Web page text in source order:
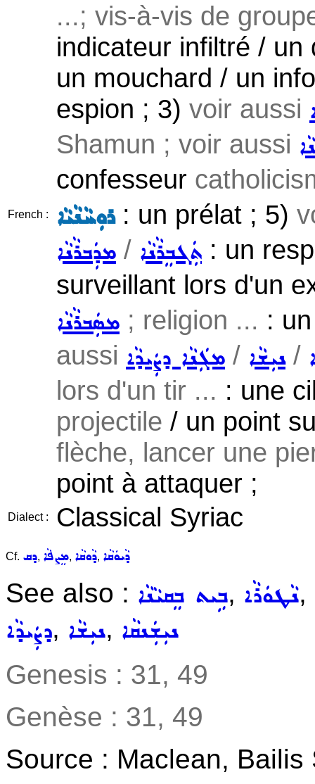
French :
...; vis-à-vis de
indicateur infiltré /
un mouchard / un
espion ; 3) voir aussi
Shamun ; voir aussi
confesseur
ܪܘܼܚܵܢܵܝܵܐ: un prélat ; 5)
ܡܕܲܒܪܵܢܵܐ / ܬܲܓܒܸܪܵܢܵܐ : un
surveillant lors d'un
ܡܣܲܒܪܵܢܵܐ ; religion ... :
aussi ܡܓܲܢܵܐ ܕܨܲܝܕܵܐ / ܢܝܼܫܵܐ/
lors d'un tir ... : une
projectile / un point
flèche, lancer une
point à attaquer ;
Dialect : Classical Syriac
Cf. ܕܩ, ܡܸܨܦܵܐ, ܕܵܘܩܵܐ, ܕܵܝܘܿܩܵܐ
See also : ܒܹܝܬ ܒܸܩܝܵܢܵܐ, ܢܵܛܘܿܪܵܐ,
ܕܨܲܝܕܵܐ, ܢܝܼܫܵܐ, ܢܝܼܫܲܢܩܵܐ
Genesis : 31, 49
Genèse : 31, 49
Source : Maclean, Bailis